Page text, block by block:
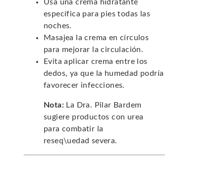
Usa una crema hidratante
específica para pies todas las
noches.
Masajea la crema en círculos
para mejorar la circulación.
Evita aplicar crema entre los
dedos, ya que la humedad podría
favorecer infecciones.
Nota: La Dra. Pilar Bardem
sugiere productos con urea
para combatir la
reseq\uedad severa.